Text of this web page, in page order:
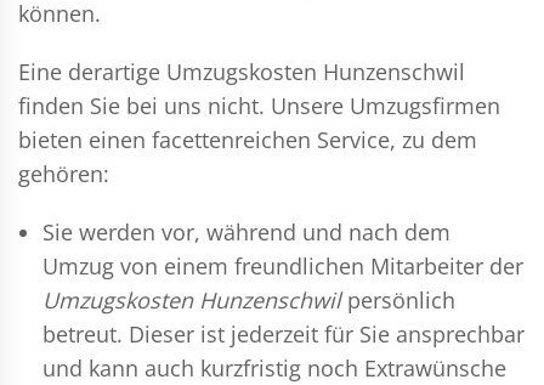
können.
Eine derartige Umzugskosten Hunzenschwil
finden Sie bei uns nicht. Unsere Umzugsfirmen
bieten einen facettenreichen Service, zu dem
gehören:
Sie werden vor, während und nach dem
Umzug von einem freundlichen Mitarbeiter der
Umzugskosten Hunzenschwilpersönlich
betreut. Dieser ist jederzeit für Sie ansprechbar
und kann auch kurzfristig noch Extrawünsche